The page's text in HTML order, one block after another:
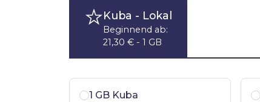
Kuba - Lokal
Beginnend ab:
21,30 € - 1 GB
1 GB Kuba